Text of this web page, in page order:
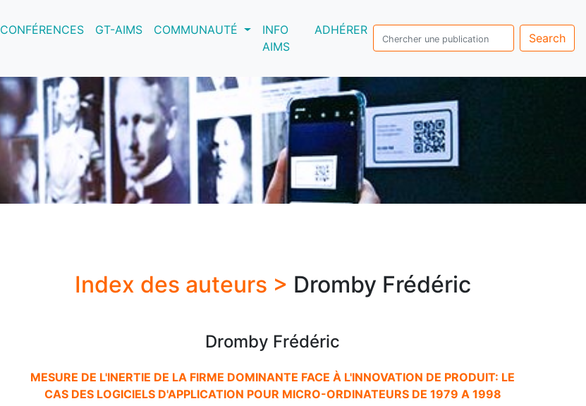
CONFÉRENCES GT-AIMS COMMUNAUTÉ
INFO
AIMS
ADHÉRER
Search
Index des auteurs > Dromby Frédéric
Dromby Frédéric
MESURE DE L'INERTIE DE LA FIRME DOMINANTE FACE À L'INNOVATION DE PRODUIT: LE
CAS DES LOGICIELS D'APPLICATION POUR MICRO-ORDINATEURS DE 1979 A 1998